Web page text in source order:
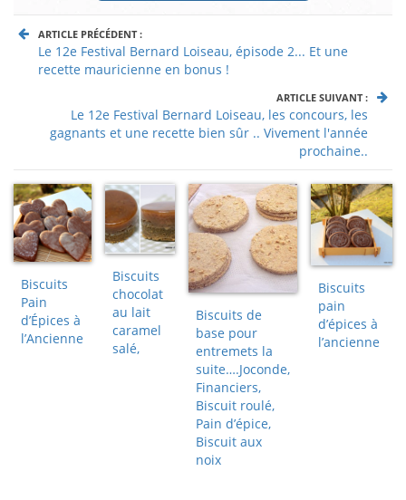
ARTICLE PRÉCÉDENT :
Le 12e Festival Bernard Loiseau, épisode 2... Et une
recette mauricienne en bonus !
ARTICLE SUIVANT :
Le 12e Festival Bernard Loiseau, les concours, les
gagnants et une recette bien sûr .. Vivement l'année
prochaine..
Biscuits
Pain
d’Épices à
l’Ancienne
Biscuits
chocolat
au lait
caramel
salé,
Biscuits de
base pour
entremets la
suite….Joconde,
Financiers,
Biscuit roulé,
Pain d’épice,
Biscuit aux
noix
Biscuits
pain
d’épices à
l’ancienne